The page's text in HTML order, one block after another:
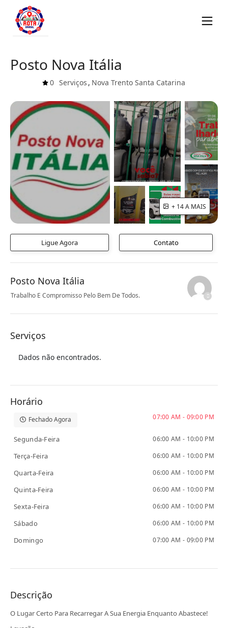
Posto Nova Itália
0 Serviços , Nova Trento Santa Catarina
+ 14 A MAIS
Ligue Agora Contato
Posto Nova Itália
Trabalho E Compromisso Pelo Bem De Todos.
Serviços
Dados não encontrados.
Horário
Fechado Agora 07:00 AM - 09:00 PM
Segunda-Feira 06:00 AM - 10:00 PM
Terça-Feira 06:00 AM - 10:00 PM
Quarta-Feira 06:00 AM - 10:00 PM
Quinta-Feira 06:00 AM - 10:00 PM
Sexta-Feira 06:00 AM - 10:00 PM
Sábado 06:00 AM - 10:00 PM
Domingo 07:00 AM - 09:00 PM
Descrição
O Lugar Certo Para Recarregar A Sua Energia Enquanto Abastece!